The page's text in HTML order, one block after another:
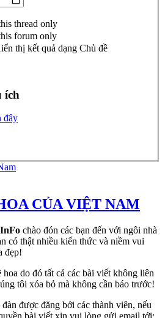
thread only
forum only
thị kết quả dạng Chủ đề
ích
đây
CỦA VIỆT NAM
chào đón các bạn đến với ngôi nhà
có thật nhiều kiến thức và niềm vui
đẹp!
do đó tất cả các bài viết không liên
tôi xóa bỏ mà không cần báo trước!
được đăng bởi các thành viên, nếu